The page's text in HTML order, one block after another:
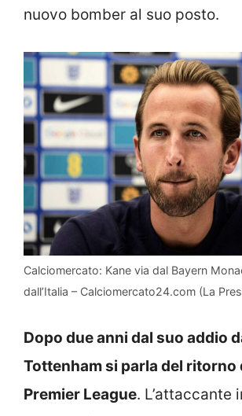
nuovo bomber al suo posto.
Calciomercato: Kane via dal Bayern
dall’Italia – Calciomercato24.com (La
Dopo due anni dal suo addio
Tottenham si parla del ritorno
Premier League. L’attaccante